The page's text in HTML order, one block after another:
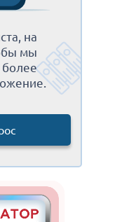
на
мы
более